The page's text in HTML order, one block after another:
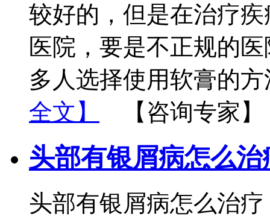
较好的，但是在治疗
医院，要是不正规的
多人选择使用软膏的
全文】
【咨询专家】
头部有银屑病怎么治
头部有银屑病怎么治